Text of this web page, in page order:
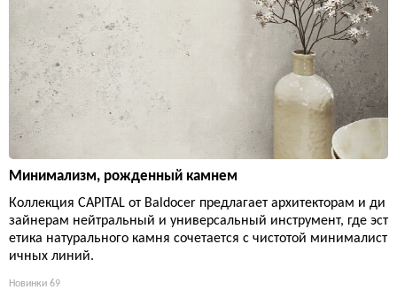
Минимализм, рожденный камнем
Коллекция CAPITAL от Baldocer предлагает архитекторам и ди
зайнерам нейтральный и универсальный инструмент, где эст
етика натурального камня сочетается с чистотой минималист
ичных линий.
Новинки 69